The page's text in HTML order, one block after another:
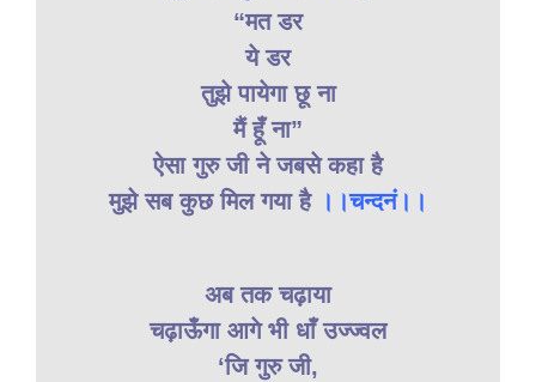
“मत डर
ये डर
तुझे पायेगा छू ना
मैं हूँ ना”
ऐसा गुरु जी ने जबसे कहा है
मुझे सब कुछ मिल गया है।।चन्दनं।।
अब तक चढ़ाया
चढ़ाऊँगा आगे भी धाँ उज्ज्वल
‘जि गुरु जी,